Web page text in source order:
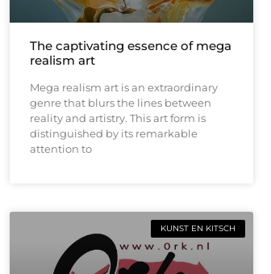
The captivating essence of mega
realism art
Mega realism art is an extraordinary
genre that blurs the lines between
reality and artistry. This art form is
distinguished by its remarkable
attention to
KUNST EN KITSCH